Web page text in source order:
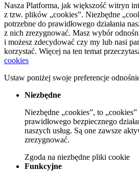
Nasza Platforma, jak większość witryn
z tzw. plików „cookies”. Niezbędne
potrzebne do prawidłowego działania
z nich zrezygnować. Masz wybór
i możesz zdecydować czy my lub nasi
korzystać. Więcej na ten temat
cookies
Ustaw poniżej swoje preferencje
Niezbędne
Niezbędne „cookies”, to
prawidłowego bezpiecznego
naszych usług. Są one zawsze
zrezygnować.
Zgoda na niezbędne pliki cookie
Funkcyjne